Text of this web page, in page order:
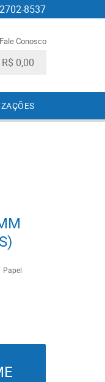
8537
Fale Conosco
R$ 0,00
Papel